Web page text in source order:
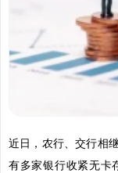
近日，农行、交行相
有多家银行收紧无卡